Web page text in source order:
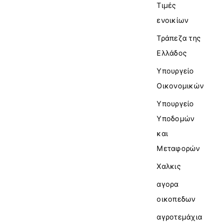
Τιμές
ενοικίων
Τράπεζα της
Ελλάδος
Υπουργείο
Οικονομικών
Υπουργείο
Υποδομών
και
Μεταφορών
Χαλκις
αγορα
οικοπεδων
αγροτεμάχια